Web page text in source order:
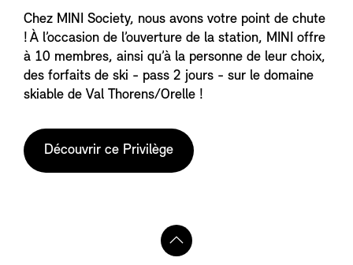
Chez MINI Society, nous avons votre point de chute
! À l’occasion de l’ouverture de la station, MINI offre
à 10 membres, ainsi qu’à la personne de leur choix,
des forfaits de ski - pass 2 jours - sur le domaine
skiable de Val Thorens/Orelle !
Découvrir ce Privilège